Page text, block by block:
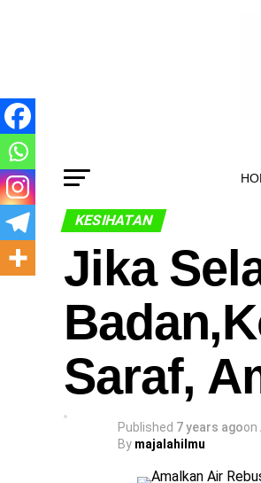
KESIHATAN
Jika
Saraf,
Published 7 years agoon
By majalahilmu